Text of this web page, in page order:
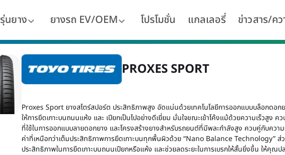
รุ่นยาง ยางรถ EV/OEM โปรโมชั่น แกลเลอรี่ ข่าวสาร/ค
PROXES SPORT
Proxes Sport ยางสไตร์สปอร์ต ประสิทธิภาพสูง อัดแน่นด้วยเทคโนโลยีการออกแบบบล็อกดอ
ให้การยึดเกาะบนถนนแห้ง และ เปียกเป็นไปอย่างดีเยี่ยม มั่นใจขณะเข้าโค้งแม้ด้วยความเร็วสูง
ที่ใช้ในการออกแบบลายดอกยาง และโครงสร้างยางสำหรับรถยนต์ที่มีพละกำลังสูง ควบคู่กับคว
ค่าที่เหนือกว่าเต็มประสิทธิภาพการยึดเกาะบนทุกพื้นผิวด้วย “Nano Balance Technology”
ประสิทธิภาพในการยึดเกาะบนถนนเปียกหรือแห้ง และช่วยลดระยะในการเบรกให้สั้นยิ่งขึ้น ให้คุณ